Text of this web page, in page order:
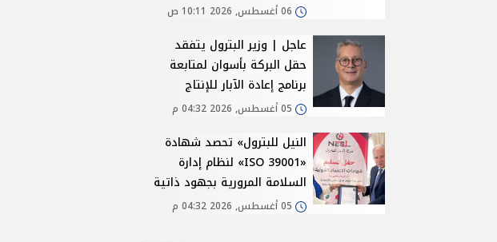
06 أغسطس, 2026 10:11 ص
عاجل | وزير البترول يتفقد
حقل البركة بأسوان لمتابعة
برنامج إعادة الآبار للإنتاج
05 أغسطس, 2026 04:32 م
النيل للبترول» تحصد شهادة
«ISO 39001» لنظام إدارة
السلامة المرورية بجهود ذاتية
05 أغسطس, 2026 04:32 م